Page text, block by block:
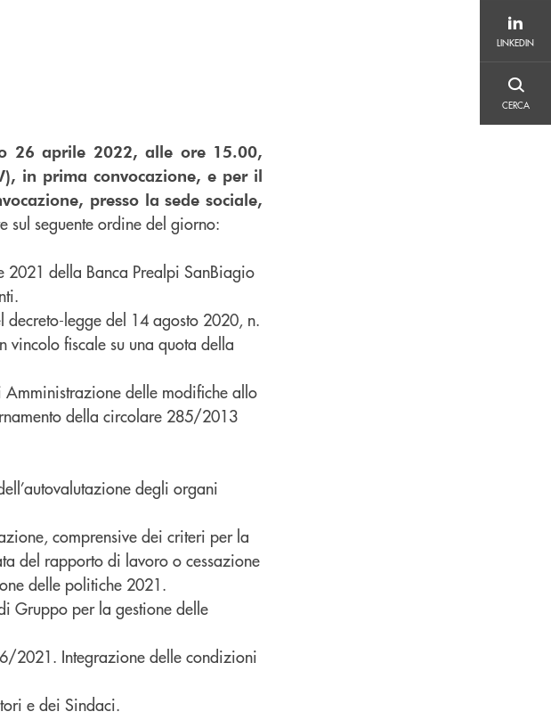
LINKEDIN
CERCA
26 aprile 2022, alle ore 15.00,
in prima convocazione, e per il
presso la sede sociale,
sul seguente ordine del giorno:
della Banca Prealpi SanBiagio
legge del 14 agosto 2020, n.
fiscale su una quota della
delle modifiche allo
della circolare 285/2013
degli organi
comprensive dei criteri per la
del rapporto di lavoro o cessazione
delle politiche 2021.
Gruppo per la gestione delle
2021. Integrazione delle condizioni
e dei Sindaci.